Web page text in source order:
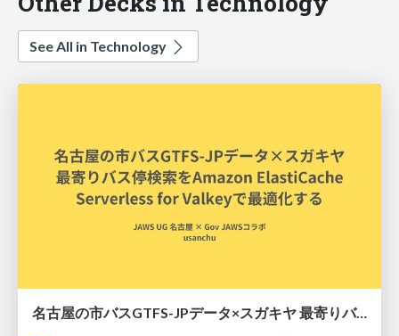
See All in Technology
名古屋の市バスGTFS-JPデータ×スガキヤ 最寄りバス停検索をAmazon ElastiCache Serverless for Valkeyで最適化する